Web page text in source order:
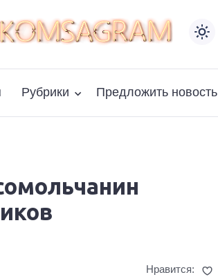
Рубрики Предложить новость
Нравится: